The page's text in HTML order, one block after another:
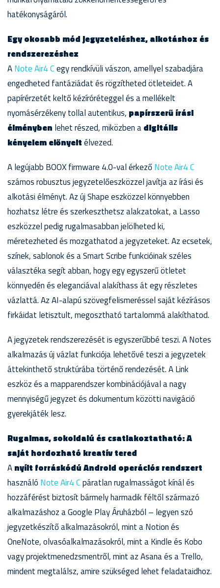
hatékonyságáról.
Egy okosabb mód jegyzeteléshez, alkotáshoz és
rendszerezéshez
ANote Air4 Cegy rendkívüli vászon, amellyel szabadjára
engedheted fantáziádat és rögzítheted ötleteidet. A
papírérzetét keltő kézíróréteggel és a mellékelt
nyomásérzékeny tollal autentikus, papírszerű írási
élményben lehet részed, miközben adigitális
kényelem előnyeitélvezed.
A legújabb BOOX firmware 4.0-val érkezőNote Air4 C
számos robusztus jegyzetelőeszközzel javítja az írási és
alkotási élményt. Az új Shape eszközzel könnyebben
hozhatsz létre és szerkeszthetsz alakzatokat, a Lasso
eszközzel pedig rugalmasabban jelölheted ki,
méretezheted és mozgathatod a jegyzeteket. Az ecsetek,
színek, sablonok és a Smart Scribe funkcióinak széles
választéka segít abban, hogy egy egyszerű ötletet
könnyedén és eleganciával alakíthass át egy részletes
vázlattá. Az AI-alapú szövegfelismeréssel saját kézírásos
firkáidat letisztult, megosztható tartalommá alakíthatod.
A jegyzetek rendszerezését is egyszerűbbé teszi. A Notes
alkalmazás új vázlat funkciója lehetővé teszi a jegyzetek
áttekinthető struktúrába történő rendezését. A Link
eszköz és a mapparendszer kombinációjával a nagy
mennyiségű jegyzet és dokumentum közötti navigáció
gyerekjáték lesz.
Rugalmas, sokoldalú és csatlakoztatható: A
saját hordozható kreatív tered
Anyílt forráskódú Android operációs rendszert
használó Note Air4 Cpáratlan rugalmasságot kínál és
hozzáférést biztosít bármely harmadik féltől származó
alkalmazáshoz a Google Play Áruházból – legyen szó
jegyzetkészítő alkalmazásokról, mint a Notion és
OneNote, olvasóalkalmazásokról, mint a Kindle és Kobo
vagy projektmenedzsmentről, mint az Asana és a Trello,
mindent megtalálsz, amire szükséged lehet feladataidhoz.